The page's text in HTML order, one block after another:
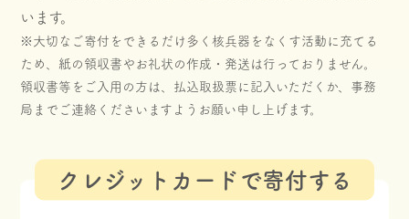
います。
※大切なご寄付をできるだけ多く核兵器をなくす活動に充てる
ため、紙の領収書やお礼状の作成・発送は行っておりません。
領収書等をご入用の方は、払込取扱票に記入いただくか、事務
局までご連絡くださいますようお願い申し上げます。
クレジットカードで寄付する